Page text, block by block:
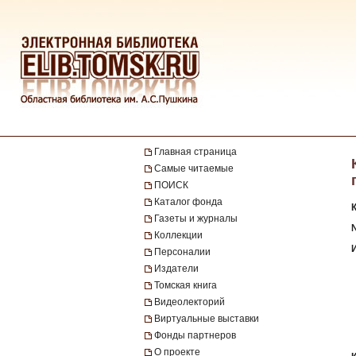
Главная страница
Самые читаемые
ПОИСК
Каталог фонда
Газеты и журналы
Коллекции
Персоналии
Издатели
Томская книга
Видеолекторий
Виртуальные выставки
Фонды партнеров
О проекте